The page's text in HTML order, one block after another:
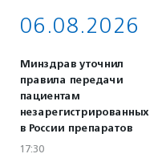
06.08.2026
Минздрав уточнил
правила передачи
пациентам
незарегистрированных
в России препаратов
17:30